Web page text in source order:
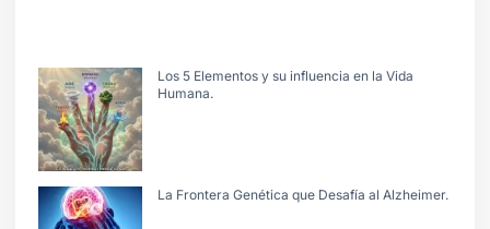
Los 5 Elementos y su influencia en la Vida
Humana.
La Frontera Genética que Desafía al Alzheimer.